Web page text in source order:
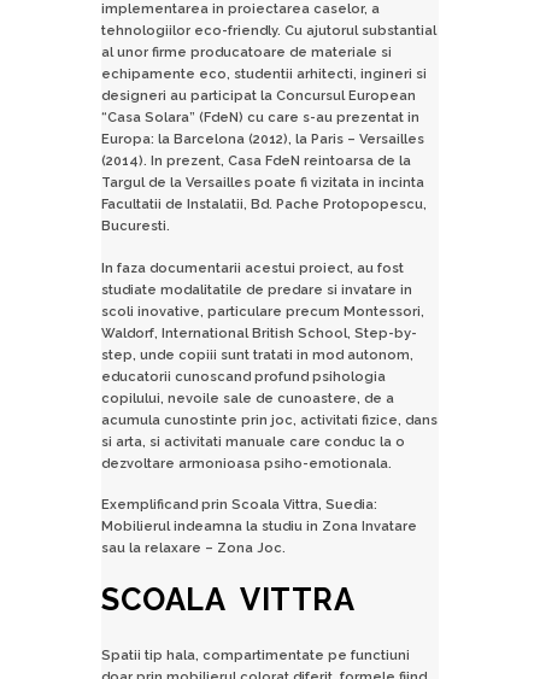
implementarea in proiectarea caselor, a
tehnologiilor eco-friendly. Cu ajutorul substantial
al unor firme producatoare de materiale si
echipamente eco, studentii arhitecti, ingineri si
designeri au participat la Concursul European
“Casa Solara” (FdeN) cu care s-au prezentat in
Europa: la Barcelona (2012), la Paris – Versailles
(2014). In prezent, Casa FdeN reintoarsa de la
Targul de la Versailles poate fi vizitata in incinta
Facultatii de Instalatii, Bd. Pache Protopopescu,
Bucuresti.
In faza documentarii acestui proiect, au fost
studiate modalitatile de predare si invatare in
scoli inovative, particulare precum Montessori,
Waldorf, International British School, Step-by-
step, unde copiii sunt tratati in mod autonom,
educatorii cunoscand profund psihologia
copilului, nevoile sale de cunoastere, de a
acumula cunostinte prin joc, activitati fizice, dans
si arta, si activitati manuale care conduc la o
dezvoltare armonioasa psiho-emotionala.
Exemplificand prin Scoala Vittra, Suedia:
Mobilierul indeamna la studiu in Zona Invatare
sau la relaxare – Zona Joc.
SCOALA VITTRA
Spatii tip hala, compartimentate pe functiuni